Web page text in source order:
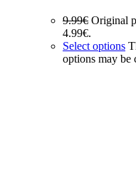
9.99€ Original
4.99€.
Select options
options may be